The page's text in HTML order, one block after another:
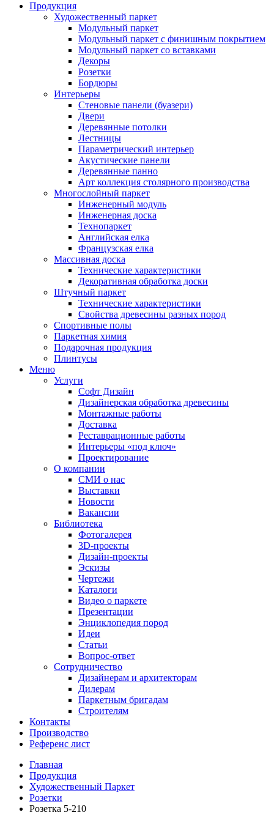
Продукция
Художественный паркет
Модульный паркет
Модульный паркет с финишным покрытием
Модульный паркет со вставками
Декоры
Розетки
Бордюры
Интерьеры
Стеновые панели (буазери)
Двери
Деревянные потолки
Лестницы
Параметрический интерьер
Акустические панели
Деревянные панно
Арт коллекция столярного производства
Многослойный паркет
Инженерный модуль
Инженерная доска
Технопаркет
Английская елка
Французская елка
Массивная доска
Технические характеристики
Декоративная обработка доски
Штучный паркет
Технические характеристики
Свойства древесины разных пород
Спортивные полы
Паркетная химия
Подарочная продукция
Плинтусы
Меню
Услуги
Софт Дизайн
Дизайнерская обработка древесины
Монтажные работы
Доставка
Реставрационные работы
Интерьеры «под ключ»
Проектирование
О компании
СМИ о нас
Выставки
Новости
Вакансии
Библиотека
Фотогалерея
3D-проекты
Дизайн-проекты
Эскизы
Чертежи
Каталоги
Видео о паркете
Презентации
Энциклопедия пород
Идеи
Статьи
Вопрос-ответ
Сотрудничество
Дизайнерам и архитекторам
Дилерам
Паркетным бригадам
Строителям
Контакты
Производство
Референс лист
Главная
Продукция
Художественный Паркет
Розетки
Розетка 5-210